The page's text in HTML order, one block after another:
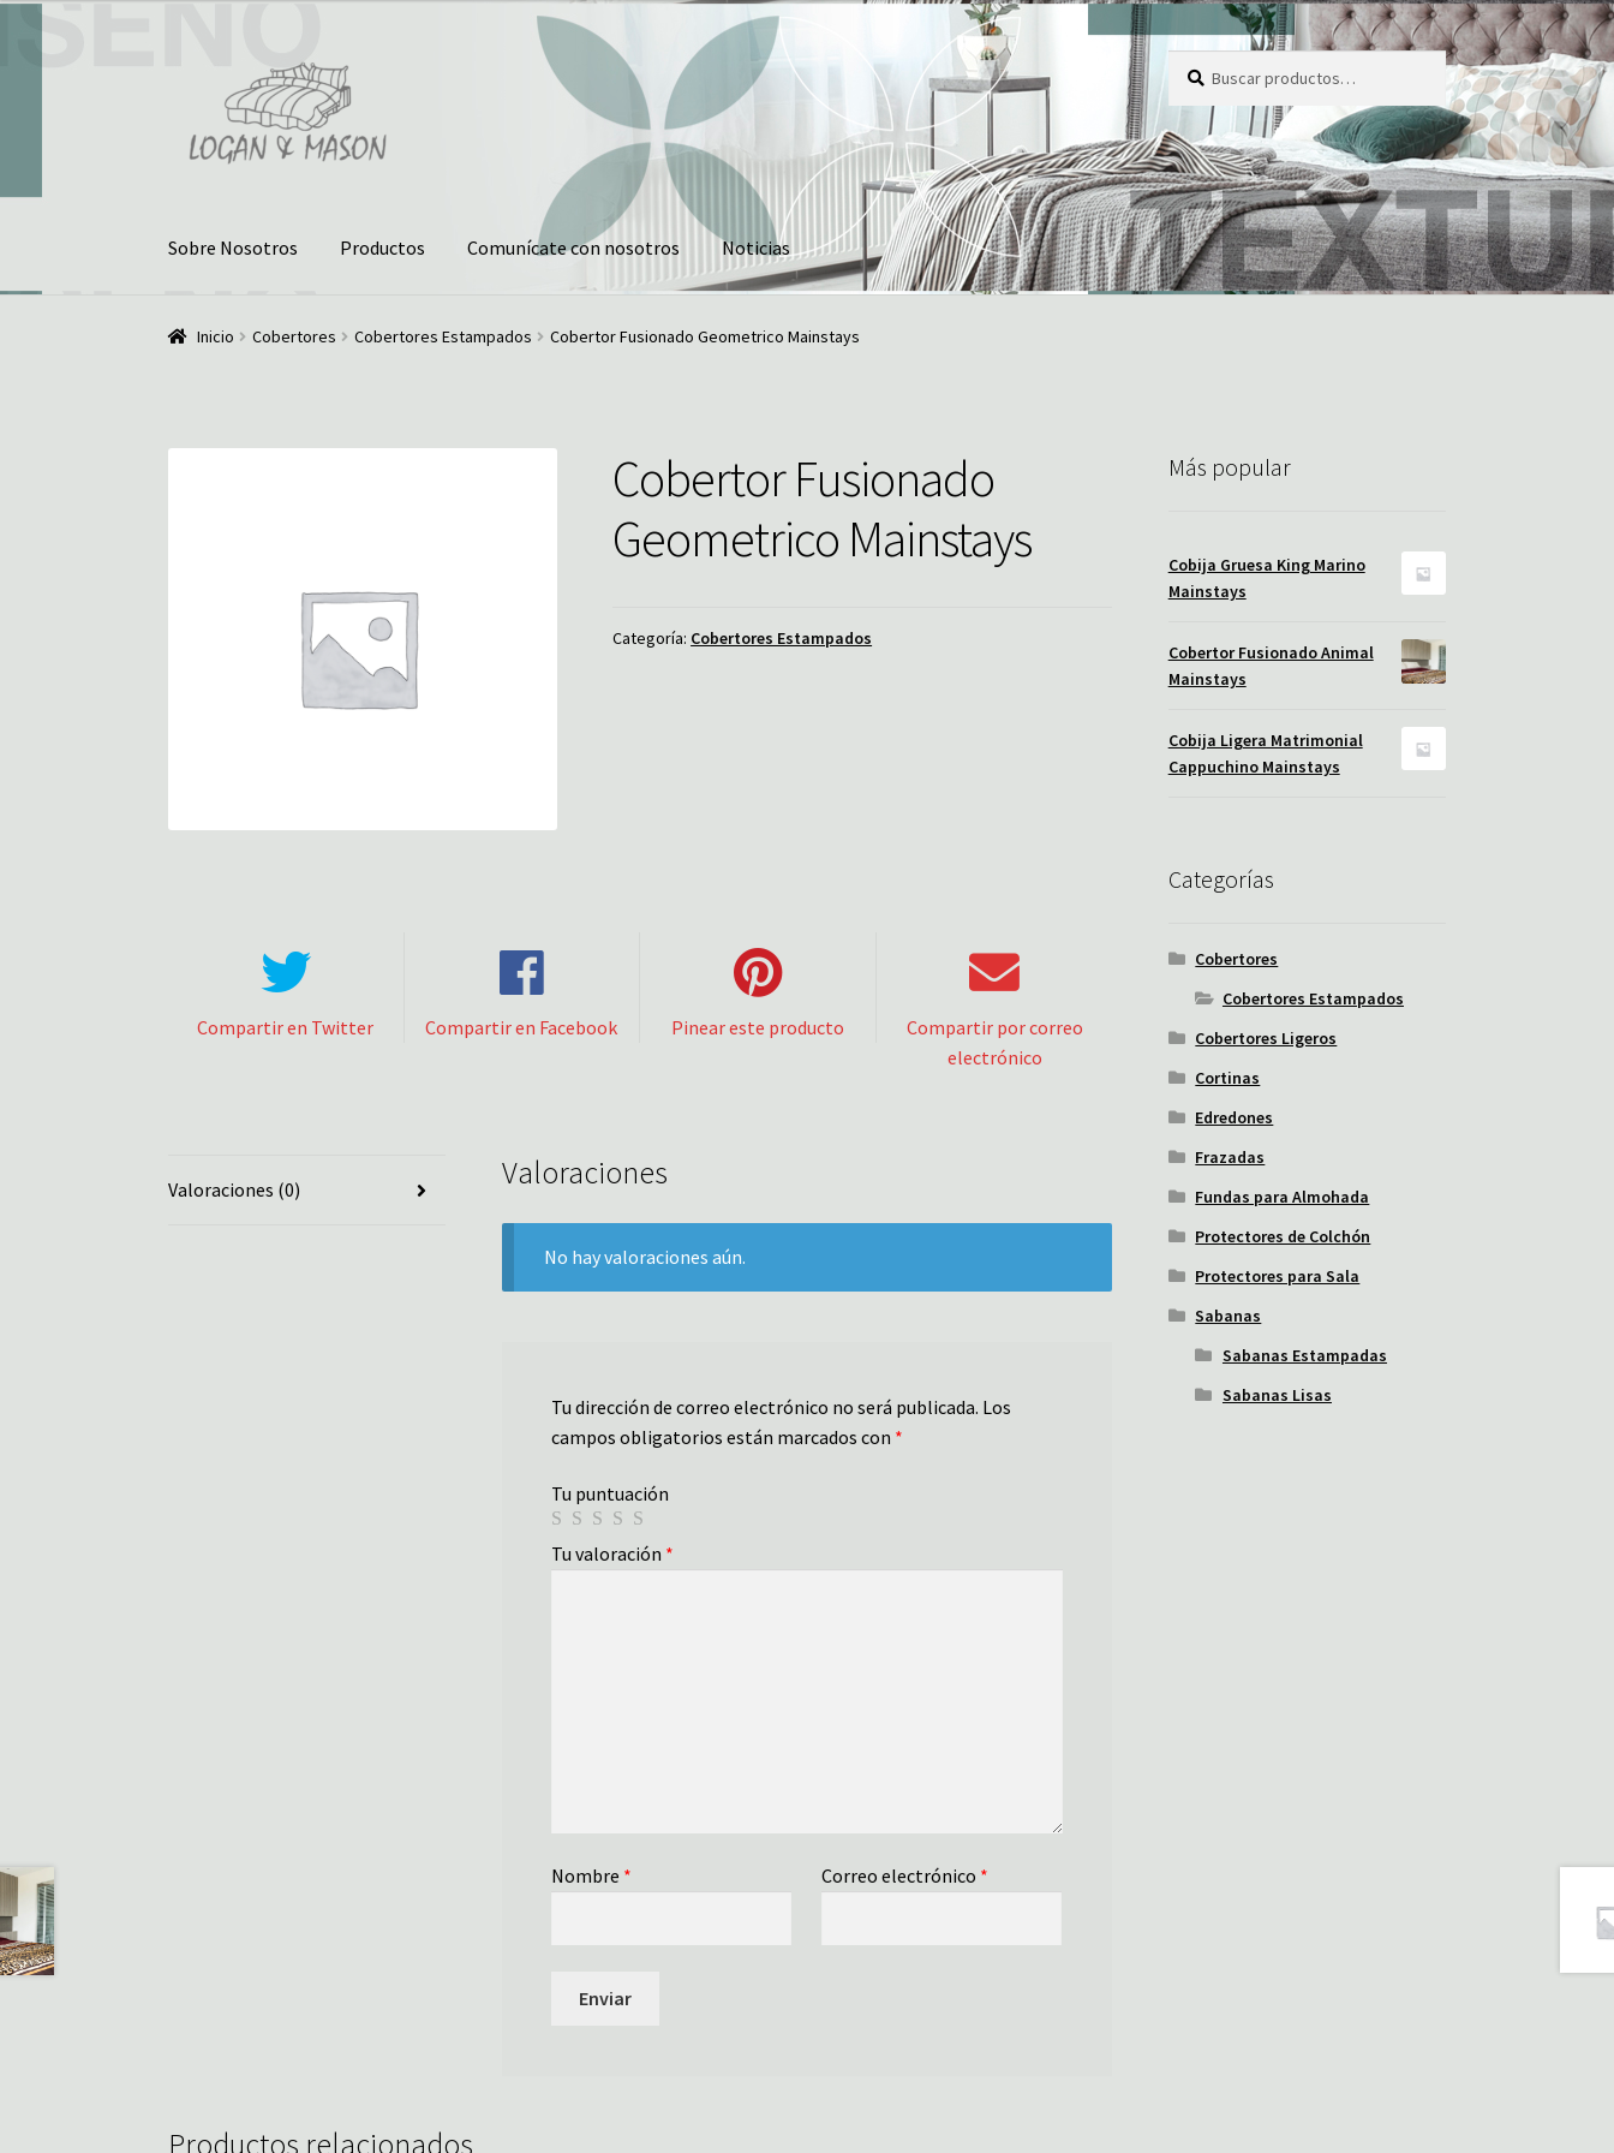
navegación
contenido
por:
Sobre Nosotros Productos Comunícate con nosotros Noticias
Inicio ¿Quiénes somos? Comunícate con nosotros Noticias
Inicio Cobertores Cobertores Estampados Cobertor Fusionado Geometrico Mainstays
Cobertor Fusionado
Geometrico Mainstays
Categoría: Cobertores Estampados
Compartir en Twitter Compartir en Facebook Pinear este producto
Compartir por correo
electrónico
Valoraciones (0) Valoraciones
No hay valoraciones aún.
Tu dirección de correo electrónico no será publicada. Los
campos obligatorios están marcados con *
Tu puntuación
Tu valoración *
Nombre * Correo electrónico *
Productos relacionados
Más popular
Cobija Gruesa King Marino
Mainstays
Cobertor Fusionado Animal
Mainstays
Cobija Ligera Matrimonial
Cappuchino Mainstays
Categorías
Cobertores
Cobertores Estampados
Cobertores Ligeros
Cortinas
Edredones
Frazadas
Fundas para Almohada
Protectores de Colchón
Protectores para Sala
Sabanas
Sabanas Estampadas
Sabanas Lisas